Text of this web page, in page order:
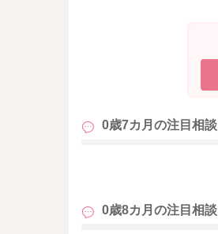
0歳7カ月の注目相談
0歳8カ月の注目相談